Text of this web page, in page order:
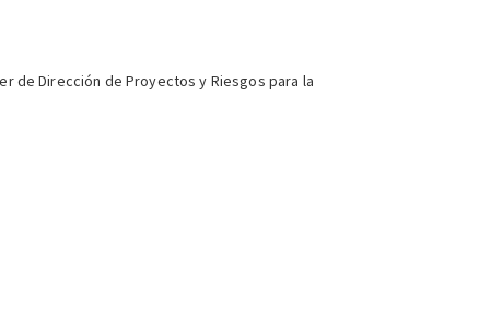
de Dirección de Proyectos y Riesgos para la